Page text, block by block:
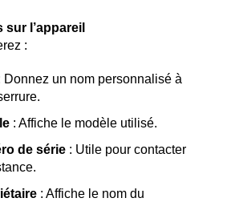
sur l’appareil
:
Donnez un nom personnalisé à
: Affiche le modèle utilisé.
de série : Utile pour contacter
: Affiche le nom du